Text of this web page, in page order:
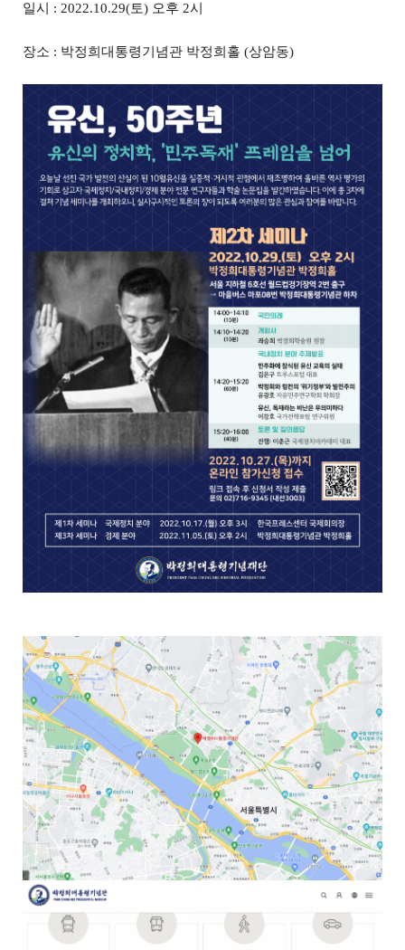
일시 : 2022.10.29(토) 오후 2시
장소 : 박정희대통령기념관 박정희홀 (상암동)